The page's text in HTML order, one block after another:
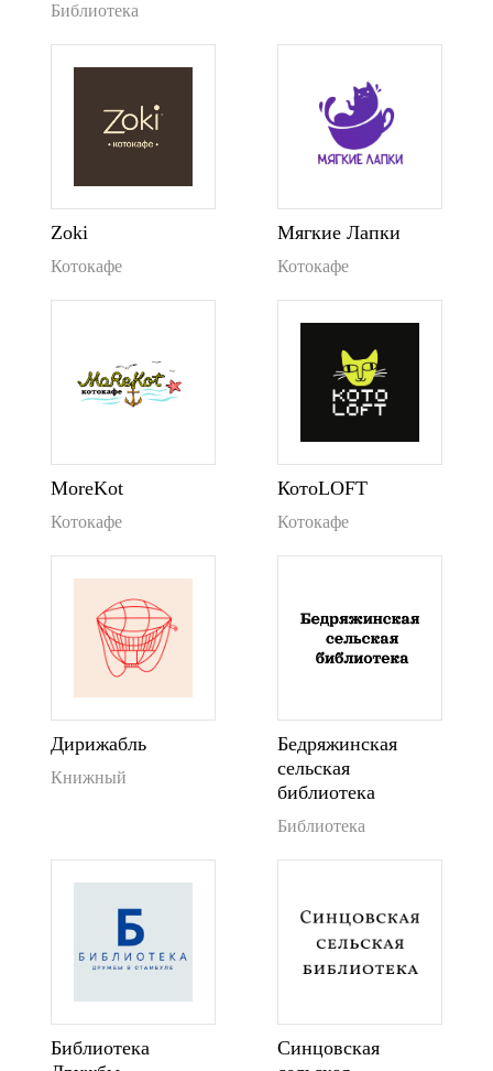
Библиотека
Zoki
Котокафе
Мягкие Лапки
Котокафе
MoreKot
Котокафе
КотоLOFT
Котокафе
Дирижабль
Книжный
Бедряжинская
сельская
библиотека
Библиотека
Библиотека
Синцовская